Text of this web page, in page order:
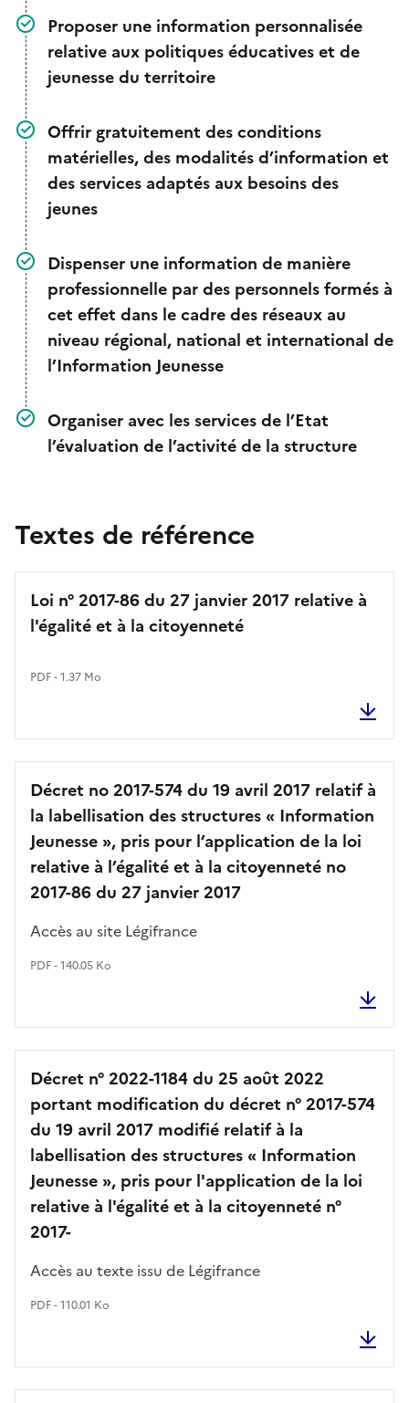
Proposer une information personnalisée
relative aux politiques éducatives et de
jeunesse du territoire
Offrir gratuitement des conditions
matérielles, des modalités d’information et
des services adaptés aux besoins des
jeunes
Dispenser une information de manière
professionnelle par des personnels formés à
cet effet dans le cadre des réseaux au
niveau régional, national et international de
l’Information Jeunesse
Organiser avec les services de l’Etat
l’évaluation de l’activité de la structure
Textes de référence
Loi n° 2017-86 du 27 janvier 2017 relative à
l'égalité et à la citoyenneté
PDF - 1.37 Mo
Décret no 2017-574 du 19 avril 2017 relatif à
la labellisation des structures « Information
Jeunesse », pris pour l’application de la loi
relative à l’égalité et à la citoyenneté no
2017-86 du 27 janvier 2017
Accès au site Légifrance
PDF - 140.05 Ko
Décret n° 2022-1184 du 25 août 2022
portant modification du décret n° 2017-574
du 19 avril 2017 modifié relatif à la
labellisation des structures « Information
Jeunesse », pris pour l'application de la loi
relative à l'égalité et à la citoyenneté n°
2017-
Accès au texte issu de Légifrance
PDF - 110.01 Ko